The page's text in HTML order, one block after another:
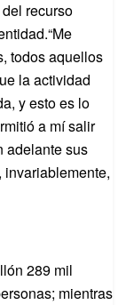
recurso
todos aquellos
la actividad
y esto es lo
a mí salir
adelante sus
invariablemente,
289 mil
mientras